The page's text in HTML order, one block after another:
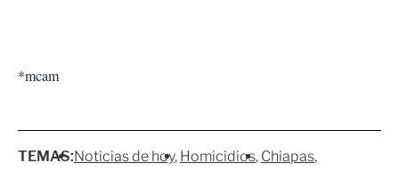
*mcam
TEMAS:Noticias de hoy Homicidios Chiapas